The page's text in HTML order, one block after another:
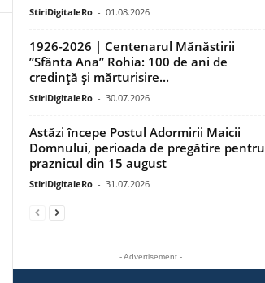
StiriDigitaleRo - 01.08.2026
1926-2026 | Centenarul Mănăstirii
”Sfânta Ana” Rohia: 100 de ani de
credință și mărturisire...
StiriDigitaleRo - 30.07.2026
Astăzi începe Postul Adormirii Maicii
Domnului, perioada de pregătire pentru
praznicul din 15 august
StiriDigitaleRo - 31.07.2026
- Advertisement -